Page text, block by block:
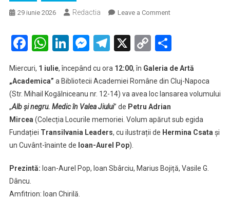
29 iunie 2026 Redactia Leave a Commenton
de
si
negru.
Medic
in
Valea
Jiului”
Facebook
WhatsApp
LinkedIn
Messenger
Telegram
X Copy
Miercuri, 1 iulie, începând cu ora 12:00, în Galeria de Artă
„Academica” a Bibliotecii Academiei Române din Cluj-Napoca
(Str. Mihail Kogălniceanu nr. 12-14) va avea loc lansarea volumului
„Alb și negru. Medic în Valea Jiului” de Petru Adrian
Mircea(Colecția Locurile memoriei. Volum apărut sub egida
Fundației Transilvania Leaders, cu ilustrații de Hermina Csatași
un Cuvânt-înainte de Ioan-Aurel Pop).
Prezintă: Ioan-Aurel Pop, Ioan Sbârciu, Marius Bojiță, Vasile G.
Dâncu.
Amfitrion: Ioan Chirilă.